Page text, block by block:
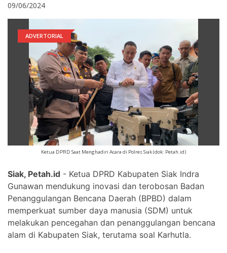
09/06/2024
ADVERTORIAL
Ketua DPRD Saat Menghadiri Acara di Polres Siak (dok: Petah.id)
Siak, Petah.id - Ketua DPRD Kabupaten Siak Indra
Gunawan mendukung inovasi dan terobosan Badan
Penanggulangan Bencana Daerah (BPBD) dalam
memperkuat sumber daya manusia (SDM) untuk
melakukan pencegahan dan penanggulangan bencana
alam di Kabupaten Siak, terutama soal Karhutla.